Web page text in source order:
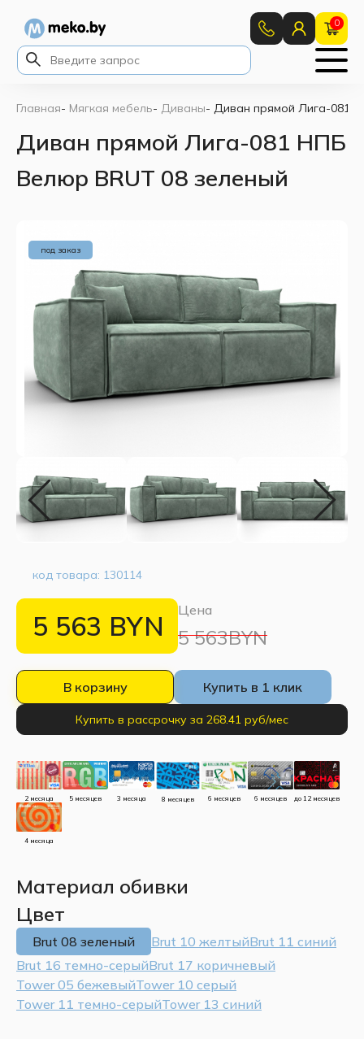
0
Главная- Мягкая мебель- Диваны- Диван прямой Лига-081
Диван прямой Лига-081 НПБ
Велюр BRUT 08 зеленый
под заказ
код товара: 130114
5 563 BYN Цена
5 563BYN
В корзину Купить в 1 клик
Купить в рассрочку за 268.41 руб/мес
2 месяца 5 месяцев 3 месяца 8 месяцев 6 месяцев 6 месяцев до 12 месяцев
4 месяца
Материал обивки
Цвет
Brut 08 зеленый Brut 10 желтыйBrut 11 синий
Brut 16 темно-серыйBrut 17 коричневый
Tower 05 бежевыйTower 10 серый
Tower 11 темно-серыйTower 13 синий